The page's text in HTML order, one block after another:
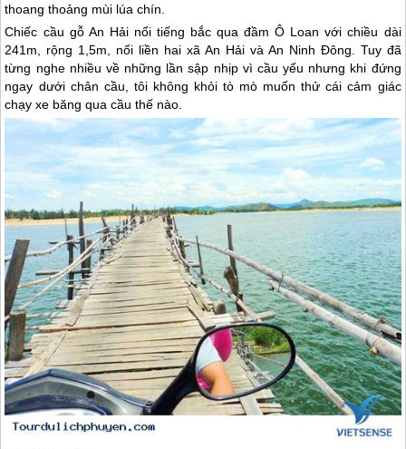
thoang thoảng mùi lúa chín.
Chiếc cầu gỗ An Hải nổi tiếng bắc qua đầm Ô Loan với chiều dài
241m, rộng 1,5m, nối liền hai xã An Hải và An Ninh Đông. Tuy đã
từng nghe nhiều về những lần sập nhịp vì cầu yếu nhưng khi đứng
ngay dưới chân cầu, tôi không khỏi tò mò muốn thử cái cảm giác
chạy xe băng qua cầu thế nào.